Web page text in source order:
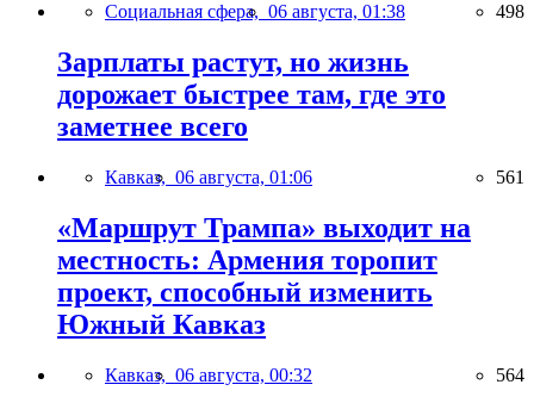
Социальная сфера, 06 августа, 01:38 498
Зарплаты растут, но жизнь
дорожает быстрее там, где это
заметнее всего
Кавказ, 06 августа, 01:06 561
«Маршрут Трампа» выходит на
местность: Армения торопит
проект, способный изменить
Южный Кавказ
Кавказ, 06 августа, 00:32 564